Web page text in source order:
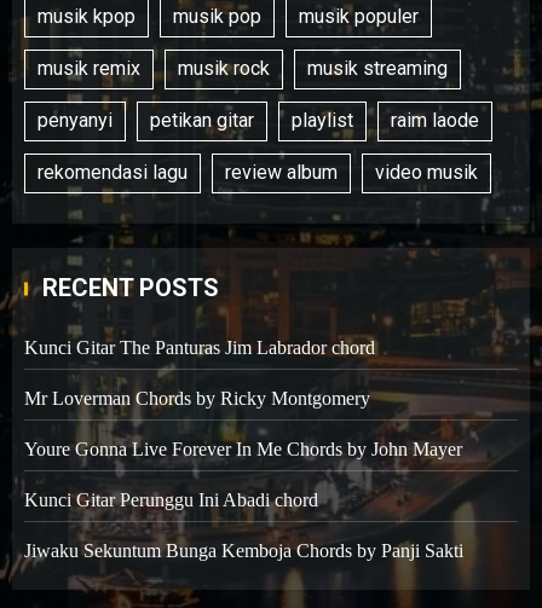
musik kpop musik pop musik populer
musik remix musik rock musik streaming
penyanyi petikan gitar playlist raim laode
rekomendasi lagu review album video musik
RECENT POSTS
Kunci Gitar The Panturas Jim Labrador chord
Mr Loverman Chords by Ricky Montgomery
Youre Gonna Live Forever In Me Chords by John Mayer
Kunci Gitar Perunggu Ini Abadi chord
Jiwaku Sekuntum Bunga Kemboja Chords by Panji Sakti